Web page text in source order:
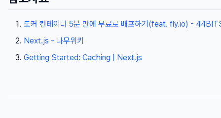
도커 컨테이너 5분 만에 무료로 배포하기(feat. fly.io) -
Next.js - 나무위키
Getting Started: Caching | Next.js